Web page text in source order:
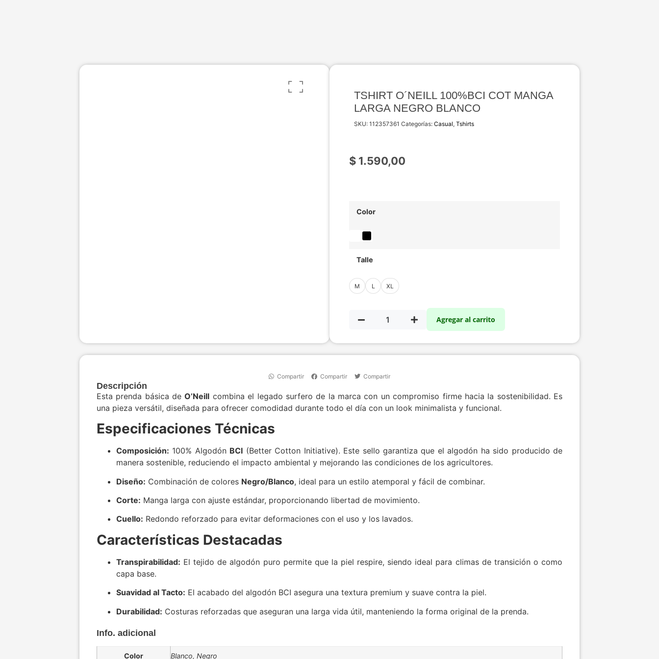
TSHIRT O´NEILL 100%BCI COT MANGA
LARGA NEGRO BLANCO
SKU: 112357361 Categorías: Casual, Tshirts
$ 1.590,00
Color
Talle
M L XL
Agregar al carrito
Compartir Compartir Compartir
Descripción
Esta prenda básica deO’Neill combina el legado surfero de la marca con un compromiso firme hacia la sostenibilidad. Es
una pieza versátil, diseñada para ofrecer comodidad durante todo el día con un look minimalista y funcional.
Especificaciones Técnicas
Composición: 100% Algodón BCI (Better Cotton Initiative). Este sello garantiza que el algodón ha sido producido de
manera sostenible, reduciendo el impacto ambiental y mejorando las condiciones de los agricultores.
Diseño: Combinación de colores Negro/Blanco, ideal para un estilo atemporal y fácil de combinar.
Corte: Manga larga con ajuste estándar, proporcionando libertad de movimiento.
Cuello: Redondo reforzado para evitar deformaciones con el uso y los lavados.
Características Destacadas
Transpirabilidad: El tejido de algodón puro permite que la piel respire, siendo ideal para climas de transición o como
capa base.
Suavidad al Tacto: El acabado del algodón BCI asegura una textura premium y suave contra la piel.
Durabilidad: Costuras reforzadas que aseguran una larga vida útil, manteniendo la forma original de la prenda.
Info. adicional
Color Blanco, Negro